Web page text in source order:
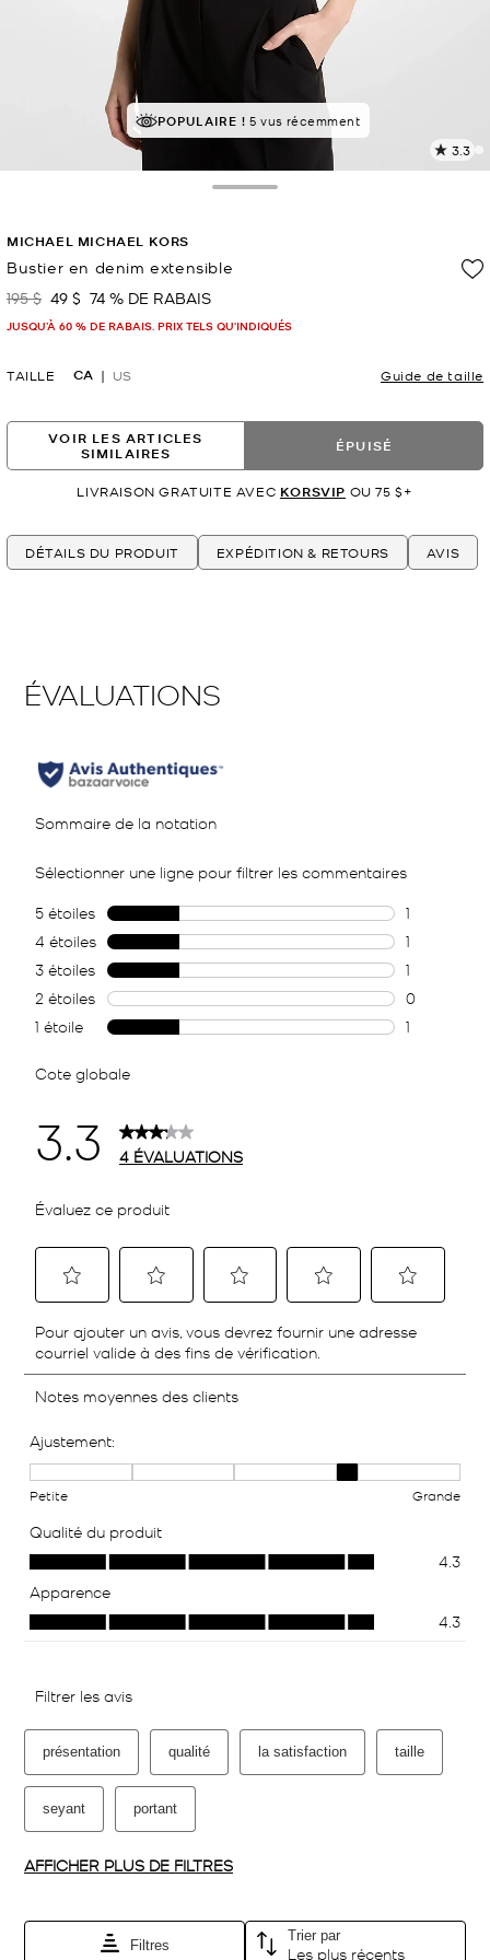
POPULAIRE ! 5 vus récemment
3.3
MICHAEL MICHAEL KORS
Bustier en denim extensible
était
195 $ maintenant
49 $ 74 % DE RABAIS
JUSQU’À 60 % DE RABAIS. PRIX TELS QU'INDIQUÉS
TAILLE CA US Guide de taille
VOIR LES ARTICLES
SIMILAIRES
ÉPUISÉ
LIVRAISON GRATUITE AVEC KORSVIP OU 75 $+
DÉTAILS DU PRODUIT EXPÉDITION & RETOURS AVIS